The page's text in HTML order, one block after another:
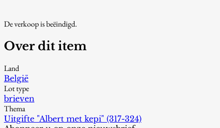
De verkoop is beëindigd.
Over dit item
Land
België
Lot type
brieven
Thema
Uitgifte "Albert met kepi" (317-324)